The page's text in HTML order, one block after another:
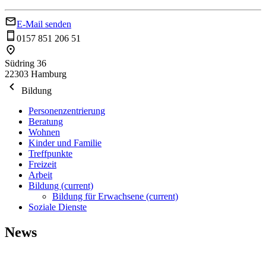
E-Mail senden
0157 851 206 51
Südring 36
22303 Hamburg
Bildung
Personenzentrierung
Beratung
Wohnen
Kinder und Familie
Treffpunkte
Freizeit
Arbeit
Bildung (current)
Bildung für Erwachsene (current)
Soziale Dienste
News